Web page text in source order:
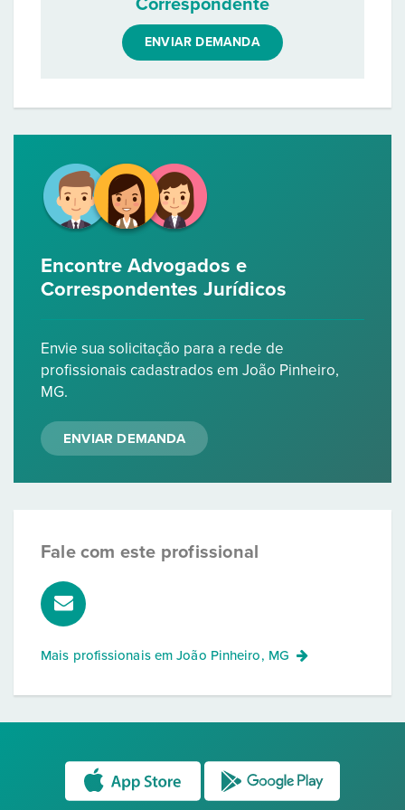
Correspondente
ENVIAR DEMANDA
Encontre Advogados e
Correspondentes Jurídicos
Envie sua solicitação para a rede de
profissionais cadastrados em João Pinheiro,
MG.
ENVIAR DEMANDA
Fale com este profissional
Mais profissionais emJoão Pinheiro, MG